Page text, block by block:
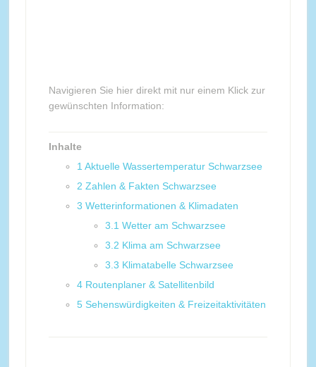
Navigieren Sie hier direkt mit nur einem Klick zur
gewünschten Information:
Inhalte
1 Aktuelle Wassertemperatur Schwarzsee
2 Zahlen & Fakten Schwarzsee
3 Wetterinformationen & Klimadaten
3.1 Wetter am Schwarzsee
3.2 Klima am Schwarzsee
3.3 Klimatabelle Schwarzsee
4 Routenplaner & Satellitenbild
5 Sehenswürdigkeiten & Freizeitaktivitäten